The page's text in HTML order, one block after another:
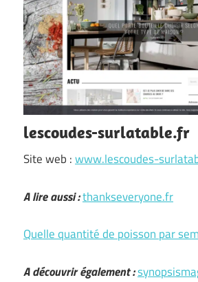
lescoudes-surlatable.fr
Site web :www.lescoudes-
A lire aussi :thankseveryone.fr
Quelle quantité de poisson par
A découvrir également :